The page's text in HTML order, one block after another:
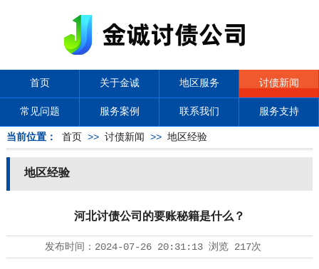
首页 关于金诚 地区服务 讨债新闻
常见问题 服务案例 联系我们 服务支持
当前位置： 首页 >> 讨债新闻 >> 地区经验
地区经验
河北讨债公司的要账秘籍是什么？
发布时间： 2024-07-26 20:31:13浏览 217次